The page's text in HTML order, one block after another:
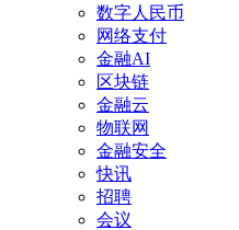
数字人民币
网络支付
金融AI
区块链
金融云
物联网
金融安全
快讯
招聘
会议